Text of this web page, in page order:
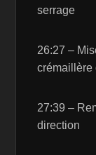
serrage
26:27 –
crémaillère
27:39 –
direction